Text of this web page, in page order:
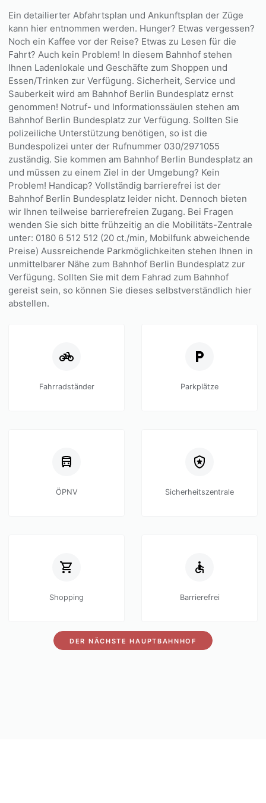
Ein detailierter Abfahrtsplan und Ankunftsplan der Züge
kann hier entnommen werden. Hunger? Etwas vergessen?
Noch ein Kaffee vor der Reise? Etwas zu Lesen für die
Fahrt? Auch kein Problem! In diesem Bahnhof stehen
Ihnen Ladenlokale und Geschäfte zum Shoppen und
Essen/Trinken zur Verfügung. Sicherheit, Service und
Sauberkeit wird am Bahnhof Berlin Bundesplatz ernst
genommen! Notruf- und Informationssäulen stehen am
Bahnhof Berlin Bundesplatz zur Verfügung. Sollten Sie
polizeiliche Unterstützung benötigen, so ist die
Bundespolizei unter der Rufnummer 030/2971055
zuständig. Sie kommen am Bahnhof Berlin Bundesplatz an
und müssen zu einem Ziel in der Umgebung? Kein
Problem! Handicap? Vollständig barrierefrei ist der
Bahnhof Berlin Bundesplatz leider nicht. Dennoch bieten
wir Ihnen teilweise barrierefreien Zugang. Bei Fragen
wenden Sie sich bitte frühzeitig an die Mobilitäts-Zentrale
unter: 0180 6 512 512 (20 ct./min, Mobilfunk abweichende
Preise) Aussreichende Parkmöglichkeiten stehen Ihnen in
unmittelbarer Nähe zum Bahnhof Berlin Bundesplatz zur
Verfügung. Sollten Sie mit dem Fahrad zum Bahnhof
gereist sein, so können Sie dieses selbstverständlich hier
abstellen.
Fahrradständer Parkplätze
ÖPNV Sicherheitszentrale
Shopping Barrierefrei
DER NÄCHSTE HAUPTBAHNHOF